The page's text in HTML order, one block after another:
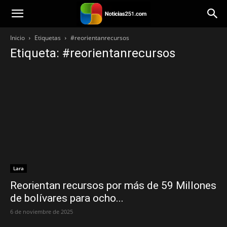
Noticias251
Inicio Etiquetas #reorientanrecursos
Etiqueta: #reorientanrecursos
Lara
Reorientan recursos por más de 59 Millones
de bolívares para ocho...
6 de noviembre de 2025